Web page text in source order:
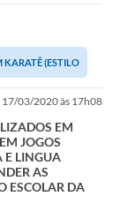
KARATÊ (ESTILO
17/03/2020 às 17h08
EM
JOGOS
E LINGUA
AS
ESCOLAR DA